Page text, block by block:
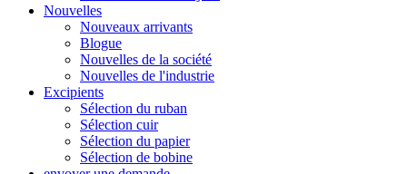
Nouvelles
Nouveaux arrivants
Blogue
Nouvelles de la société
Nouvelles de l'industrie
Excipients
Sélection du ruban
Sélection cuir
Sélection du papier
Sélection de bobine